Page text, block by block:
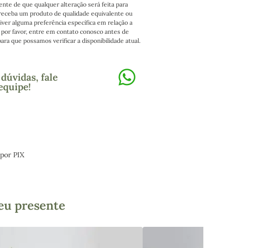
de que qualquer alteração será feita para
um produto de qualidade equivalente ou
alguma preferência específica em relação a
favor, entre em contato conosco antes de
que possamos verificar a disponibilidade atual.
fale
PIX
presente